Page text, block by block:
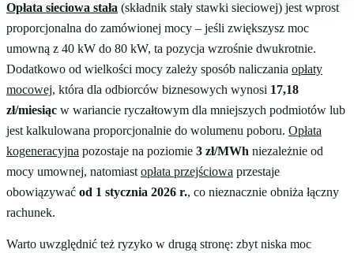
Opłata sieciowa stała (składnik stały stawki sieciowej) jest wprost
proporcjonalna do zamówionej mocy – jeśli zwiększysz moc
umowną z 40 kW do 80 kW, ta pozycja wzrośnie dwukrotnie.
Dodatkowo od wielkości mocy zależy sposób naliczania opłaty
mocowej, która dla odbiorców biznesowych wynosi 17,18
zł/miesiąc w wariancie ryczałtowym dla mniejszych podmiotów lub
jest kalkulowana proporcjonalnie do wolumenu poboru. Opłata
kogeneracyjna pozostaje na poziomie 3 zł/MWh niezależnie od
mocy umownej, natomiast opłata przejściowa przestaje
obowiązywać od 1 stycznia 2026 r., co nieznacznie obniża łączny
rachunek.
Warto uwzględnić też ryzyko w drugą stronę: zbyt niska moc